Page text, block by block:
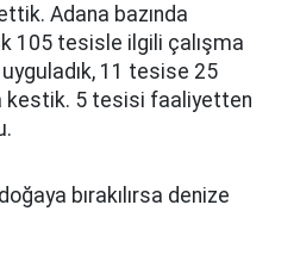
Adana bazında
105 tesisle ilgili çalışma
11 tesise 25
kestik. 5 tesisi faaliyetten
bırakılırsa denize